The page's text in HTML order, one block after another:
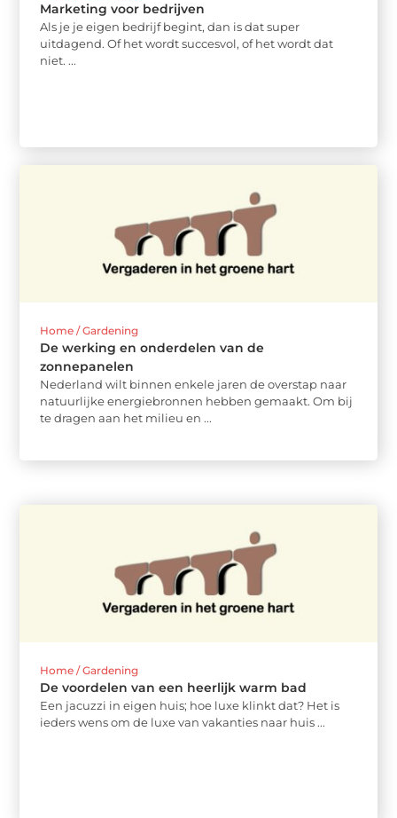
Marketing voor bedrijven
Als je je eigen bedrijf begint, dan is dat super
uitdagend. Of het wordt succesvol, of het wordt dat
niet. ...
Home / Gardening
De werking en onderdelen van de
zonnepanelen
Nederland wilt binnen enkele jaren de overstap naar
natuurlijke energiebronnen hebben gemaakt. Om bij
te dragen aan het milieu en ...
Home / Gardening
De voordelen van een heerlijk warm bad
Een jacuzzi in eigen huis; hoe luxe klinkt dat? Het is
ieders wens om de luxe van vakanties naar huis ...